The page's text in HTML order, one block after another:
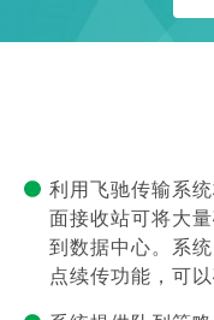
利用飞驰传输系
面接收站可将大
到数据中心。系
点续传功能，可